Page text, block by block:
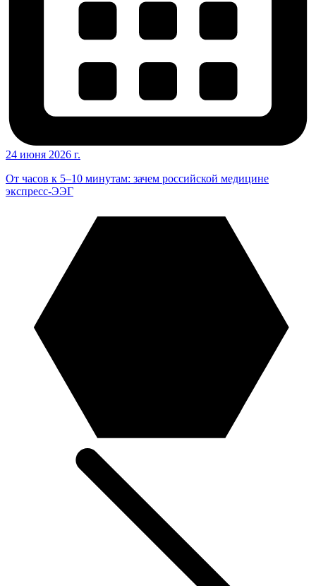
24 июня 2026 г.
От часов к 5–10 минутам: зачем российской медицине
экспресс-ЭЭГ